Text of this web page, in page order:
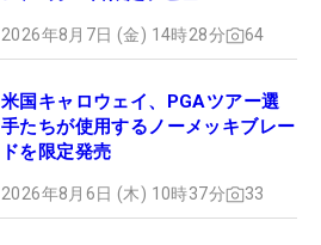
2026年8月7日 (金) 14時28分 64
米国キャロウェイ、PGAツアー選
手たちが使用するノーメッキブレー
ドを限定発売
2026年8月6日 (木) 10時37分 33